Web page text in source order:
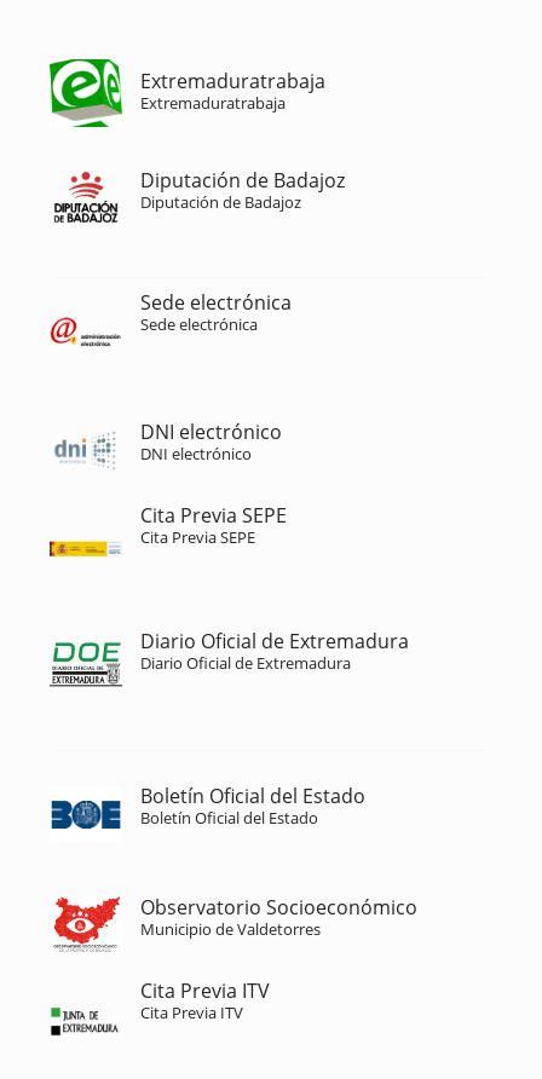
Extremaduratrabaja
Extremaduratrabaja
Diputación de Badajoz
Diputación de Badajoz
Sede electrónica
Sede electrónica
DNI electrónico
DNI electrónico
Cita Previa SEPE
Cita Previa SEPE
Diario Oficial de Extremadura
Diario Oficial de Extremadura
Boletín Oficial del Estado
Boletín Oficial del Estado
Observatorio Socioeconómico
Municipio de Valdetorres
Cita Previa ITV
Cita Previa ITV